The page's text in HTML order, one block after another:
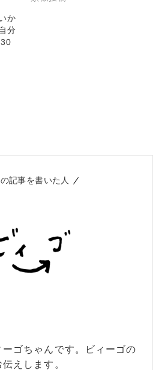
か
分
記事を書いた人
ゴちゃんです。ビィーゴの
えします。